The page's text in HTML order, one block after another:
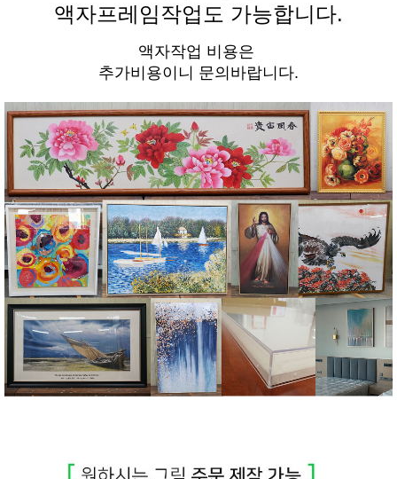
액자프레임작업도 가능합니다.
액자작업 비용은
추가비용이니 문의바랍니다.